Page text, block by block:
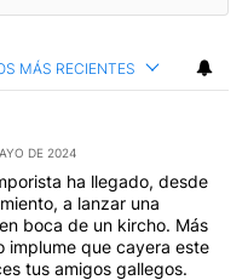
MÁS RECIENTES
DE 2024
ha llegado, desde
a lanzar una
boca de un kircho. Más
implume que cayera este
tus amigos gallegos.